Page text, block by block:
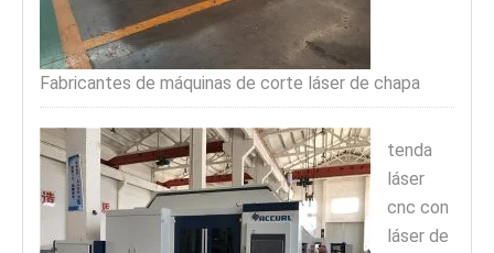
Fabricantes de máquinas de corte láser de chapa
tenda
láser
cnc con
láser de